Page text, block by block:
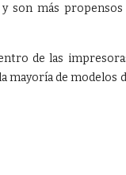
son más propensos
de las
mayoría de modelos